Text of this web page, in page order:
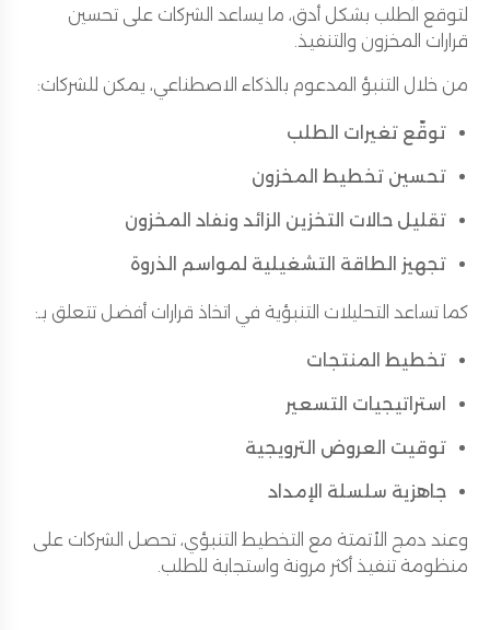
لتوقع الطلب بشكل أدق، ما يساعد الشركات على تحسين
قرارات المخزون والتنفيذ.
من خلال التنبؤ المدعوم بالذكاء الاصطناعي، يمكن للشركات:
توقّع تغيرات الطلب
تحسين تخطيط المخزون
تقليل حالات التخزين الزائد ونفاد المخزون
تجهيز الطاقة التشغيلية لمواسم الذروة
كما تساعد التحليلات التنبؤية في اتخاذ قرارات أفضل تتعلق بـ:
تخطيط المنتجات
استراتيجيات التسعير
توقيت العروض الترويجية
جاهزية سلسلة الإمداد
وعند دمج الأتمتة مع التخطيط التنبؤي، تحصل الشركات على
منظومة تنفيذ أكثر مرونة واستجابة للطلب.